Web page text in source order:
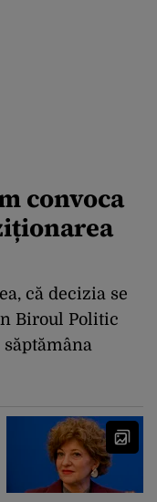
convoca
că decizia se
Biroul Politic
săptămâna